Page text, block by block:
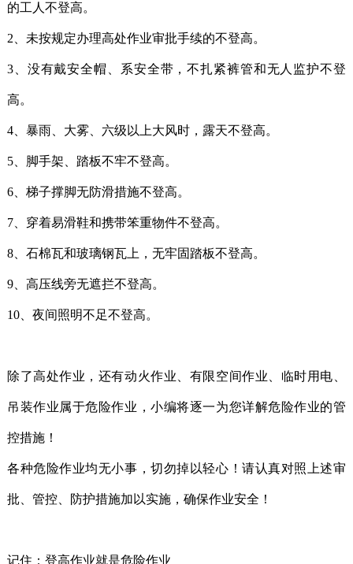
的工人不登高。
2、未按规定办理高处作业审批手续的不登高。
3、没有戴安全帽、系安全带，不扎紧裤管和无人监护不登
高。
4、暴雨、大雾、六级以上大风时，露天不登高。
5、脚手架、踏板不牢不登高。
6、梯子撑脚无防滑措施不登高。
7、穿着易滑鞋和携带笨重物件不登高。
8、石棉瓦和玻璃钢瓦上，无牢固踏板不登高。
9、高压线旁无遮拦不登高。
10、夜间照明不足不登高。
除了高处作业，还有动火作业、有限空间作业、临时用电、
吊装作业属于危险作业，小编将逐一为您详解危险作业的管
控措施！
各种危险作业均无小事，切勿掉以轻心！请认真对照上述审
批、管控、防护措施加以实施，确保作业安全！
记住：登高作业就是危险作业